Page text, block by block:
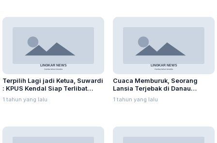
Terpilih Lagi jadi Ketua, Suwardi
: KPUS Kendal Siap Terlibat
Suplai Telur untuk MBG
1 tahun yang lalu
Cuaca Memburuk, Seorang
Lansia Terjebak di Danau
Rawapening Saat Mencari
Enceng Gondok
1 tahun yang lalu